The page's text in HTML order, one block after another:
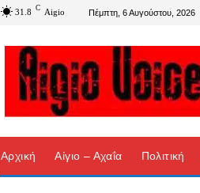
31.8 C Aigio Πέμπτη, 6 Αυγούστου, 2026
Αρχική Αίγιο – Αχαΐα Πολιτική